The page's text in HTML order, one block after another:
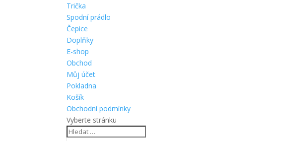
Trička
Spodní prádlo
Čepice
Doplňky
E-shop
Obchod
Můj účet
Pokladna
Košík
Obchodní podmínky
Vyberte stránku